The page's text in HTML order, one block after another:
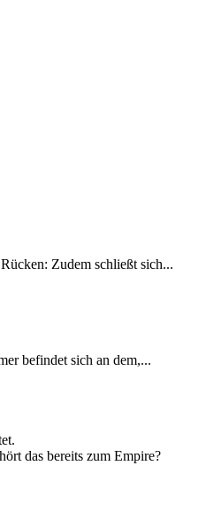
Zudem schließt sich...
befindet sich an dem,...
das bereits zum Empire?